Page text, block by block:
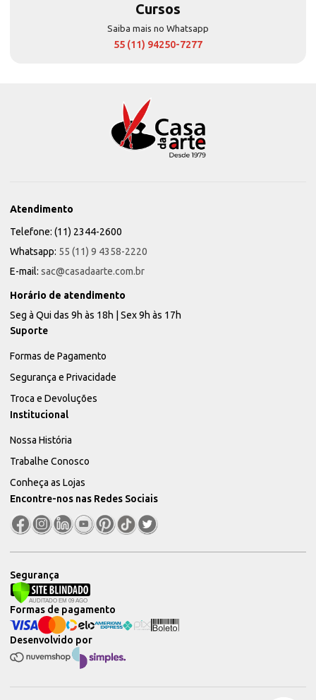
Cursos
Saiba mais no Whatsapp
55 (11) 94250-7277
Atendimento
Telefone: (11) 2344-2600
Whatsapp: 55 (11) 9 4358-2220
E-mail: sac@casadaarte.com.br
Horário de atendimento
Seg à Qui das 9h às 18h | Sex 9h às 17h
Suporte
Formas de Pagamento
Segurança e Privacidade
Troca e Devoluções
Institucional
Nossa História
Trabalhe Conosco
Conheça as Lojas
Encontre-nos nas Redes Sociais
Segurança
Desenvolvido por
Formas de pagamento